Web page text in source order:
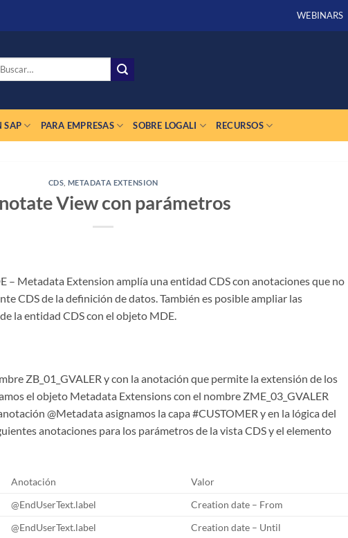
WEBINARS
SAP PARA EMPRESAS SOBRE LOGALI RECURSOS
CDS METADATA EXTENSION
View con parámetros
– Metadata Extension amplía una entidad CDS con anotaciones que no
CDS de la definición de datos. También es posible ampliar las
la entidad CDS con el objeto MDE.
ZB_01_GVALER y con la anotación que permite la extensión de los
el objeto Metadata Extensions con el nombre ZME_03_GVALER
@Metadata asignamos la capa #CUSTOMER y en la lógica del
anotaciones para los parámetros de la vista CDS y el elemento
Anotación
Valor
@EndUserText.label
Creation date – From
@EndUserText.label
Creation date – Until